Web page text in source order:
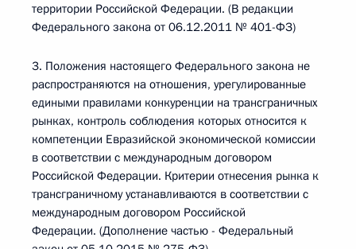
территории Российской Федерации. (В редакции
Федерального закона от 06.12.2011 № 401-ФЗ)
3. Положения настоящего Федерального закона не
распространяются на отношения, урегулированные
едиными правилами конкуренции на трансграничных
рынках, контроль соблюдения которых относится к
компетенции Евразийской экономической комиссии
в соответствии с международным договором
Российской Федерации. Критерии отнесения рынка к
трансграничному устанавливаются в соответствии с
международным договором Российской
Федерации. (Дополнение частью - Федеральный